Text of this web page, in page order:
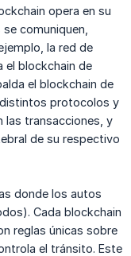
opera en su
comuniquen,
la red de
el blockchain de
el blockchain de
distintos protocolos y
las transacciones, y
de su respectivo
donde los autos
Cada blockchain
reglas únicas sobre
el tránsito. Este